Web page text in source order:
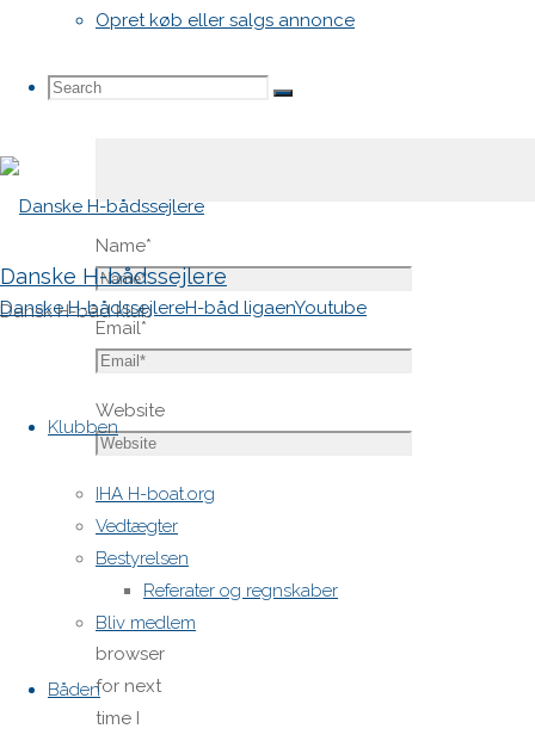
Opret køb eller salgs annonce
Search
Search
Search
Danske H-bådssejlere
Dansk H-båd klub
Danske H-bådssejlereH-båd ligaenYoutube
Klubben
IHA H-boat.org
Vedtægter
Bestyrelsen
Referater og regnskaber
Bliv medlem
Båden
Comment
Name*
Email*
Website
Save
my name,
email,
and site
URL in my
browser
for next
time I